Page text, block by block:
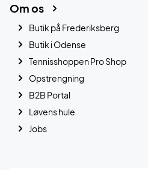
Om os
Butik på Frederiksberg
Butik i Odense
Tennisshoppen Pro Shop
Opstrengning
B2B Portal
Løvens hule
Jobs